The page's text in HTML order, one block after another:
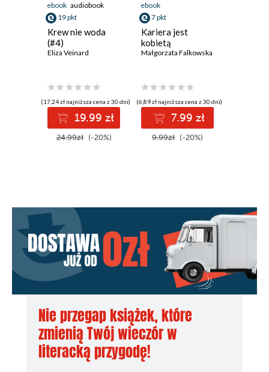
ebook audiobook
19 pkt
Krew nie woda
(#4)
Eliza Veinard
(17,24 zł najniższa cena z 30 dni)
19.99 zł
24.99zł (-20%)
ebook
7 pkt
Kariera jest
kobietą
Małgorzata Falkowska
(6,89 zł najniższa cena z 30 dni)
7.99 zł
9.99zł (-20%)
Nie przegap książek, które
zmienią Twój wieczór w
literacką przygodę!